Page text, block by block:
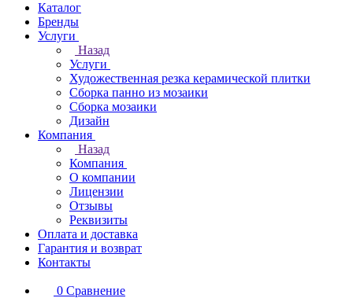
Каталог
Бренды
Услуги
Назад
Услуги
Художественная резка керамической плитки
Сборка панно из мозаики
Сборка мозаики
Дизайн
Компания
Назад
Компания
О компании
Лицензии
Отзывы
Реквизиты
Оплата и доставка
Гарантия и возврат
Контакты
0 Сравнение